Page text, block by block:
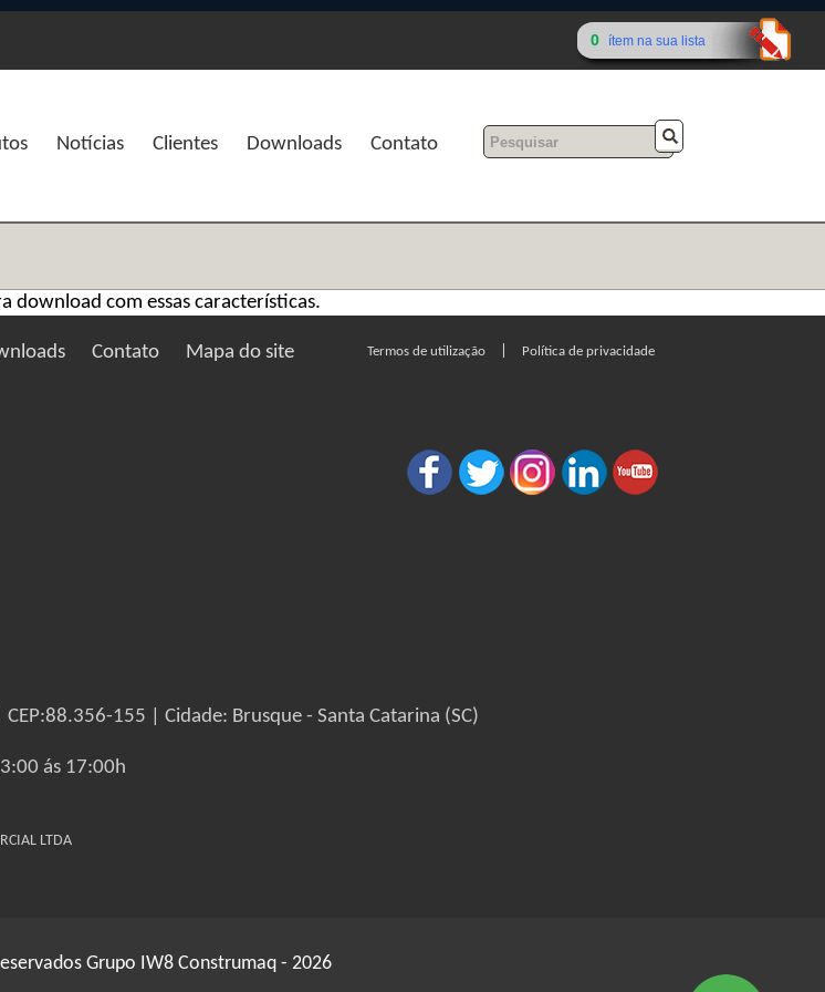
0 ítem na sua lista
Notícias Clientes Downloads Contato
download com essas características.
Contato Mapa do site Termos de utilização Política de privacidade
155 | Cidade: Brusque - Santa Catarina (SC)
ás 17:00h
LTDA
Grupo IW8 Construmaq - 2026